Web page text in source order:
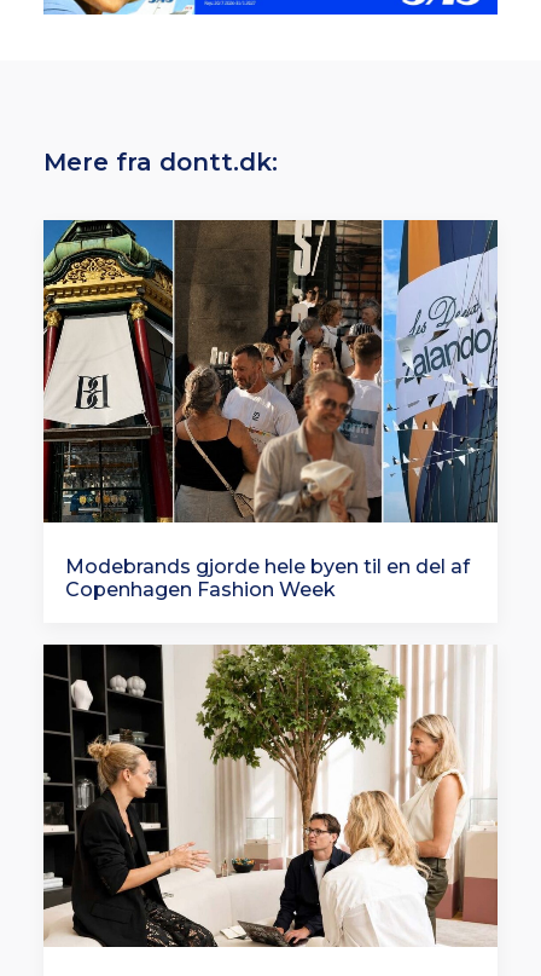
Mere fra dontt.dk:
Modebrands gjorde hele byen til en del af
Copenhagen Fashion Week